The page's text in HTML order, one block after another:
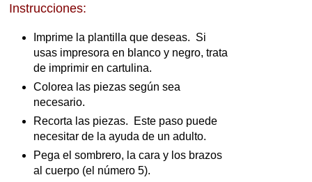
Instrucciones:
Imprime la plantilla que deseas. Si
usas impresora en blanco y negro, trata
de imprimir en cartulina.
Colorea las piezas según sea
necesario.
Recorta las piezas. Este paso puede
necesitar de la ayuda de un adulto.
Pega el sombrero, la cara y los brazos
al cuerpo (el número 5).